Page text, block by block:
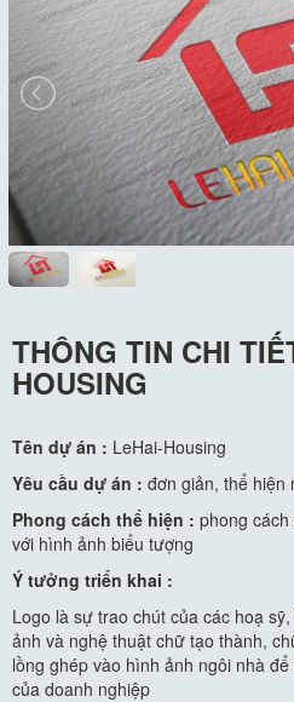
THÔNG TIN CHI
HOUSING
Tên dự án : LeHai-Housing
Yêu cầu dự án : đơn giản, thể hiện
Phong cách thể hiện : phong
với hình ảnh biểu tượng
Ý tưởng triển khai :
Logo là sự trao chút của các hoạ
ảnh và nghệ thuật chữ tạo thành,
lồng ghép vào hình ảnh ngôi nhà
của doanh nghiệp